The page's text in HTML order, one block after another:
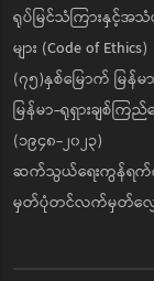
ရုပ်မြင်သံကြားနှင့်
များ (Code of Ethics)
(၇၅)နှစ်မြောက် မ
မြန်မာ-ရုရှားချစ်က
(၁၉၄၈-၂၀၂၃)
ဆက်သွယ်ရေးကွန်ရက်ကို
မှတ်ပုံတင်လက်မှတ်လျှ